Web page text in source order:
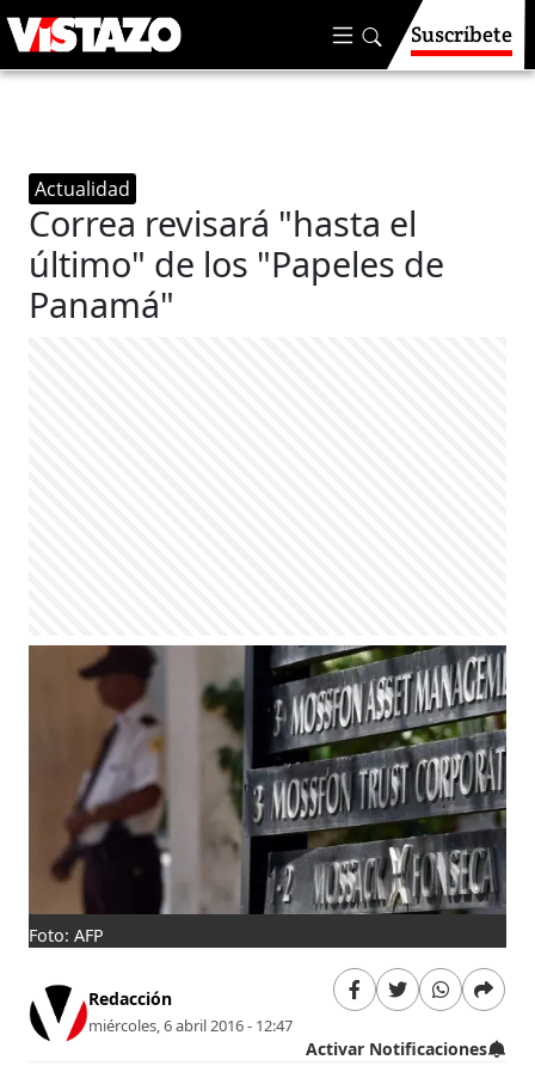
Suscríbete
Actualidad
Correa revisará "hasta el
último" de los "Papeles de
Panamá"
Foto: AFP
Redacción
miércoles, 6 abril 2016 - 12:47
Activar Notificaciones